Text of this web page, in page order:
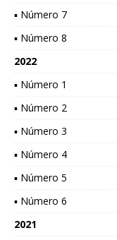
▪ Número 7
▪ Número 8
2022
▪ Número 1
▪ Número 2
▪ Número 3
▪ Número 4
▪ Número 5
▪ Número 6
2021